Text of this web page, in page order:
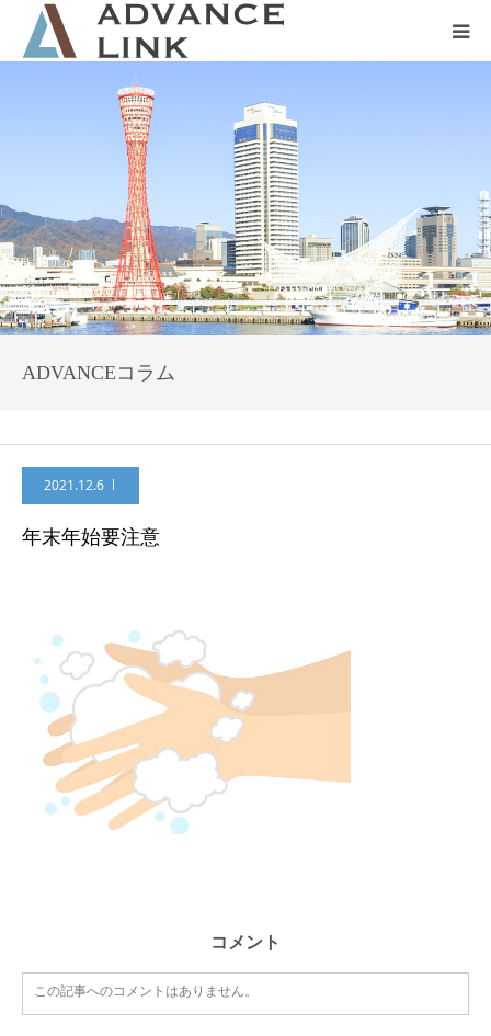
ADVANCEコラム
2021.12.6
年末年始要注意
コメント
この記事へのコメントはありません。
会社概要
ネット保険
事業保険